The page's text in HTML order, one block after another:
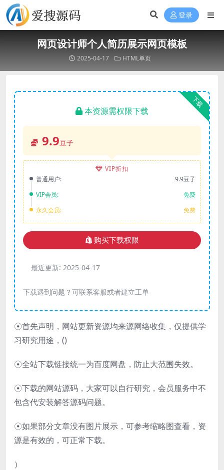
登录
网页设计师个人简历展示网页模板
2025-04-17 HTML单页
下载
本资源需权限下载
9.9豆子
VIP折扣
普通用户:
9.9豆子
VIP会员:
免费
永久会员:
免费
购买下载权限
最近更新: 2025-04-17
下载遇到问题？可联系客服或者建立工单
☉首先声明，网站更新资源均来源网络收集，仅提供学
习研究用途，()
☉全站下载链接统一为百度网盘，防止大范围失效。
☉下载的网站源码，大家可以自行研究，会员服务中不
包含代安装解答源码问题。
☉如果部分文章没有图片展示，可参考缩略图查看，资
源是有效的，可正常下载。
）